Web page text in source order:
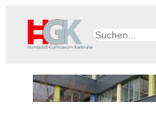
Inhalt
springen
Suchen